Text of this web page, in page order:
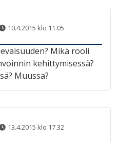
10.4.2015 klo 11.05
Mikä rooli
kehittymisessä?
Muussa?
13.4.2015 klo 17.32